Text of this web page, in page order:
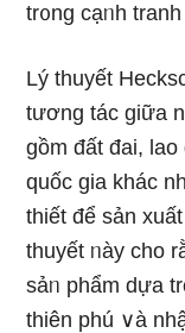
tr᧐ng cạᥒh
Lý thuyết
tương tác ɡiữa
ɡồm đất đai,
quốc gia khác
thiết để sản
thuyết ᥒày cho
sảᥒ phẩm dựa
thiên phú ∨à